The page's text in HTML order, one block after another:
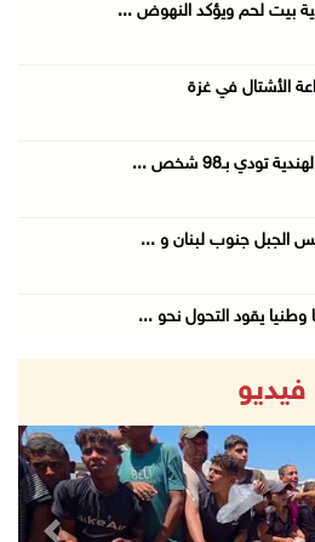
بيت لحم ويؤكد النهوض ...
الأشتال في غزة
تودي بـ98 شخص ...
الجبل جنوب لبنان و ...
يقود التحول نحو ...
باليابان والصي ...
فيديو